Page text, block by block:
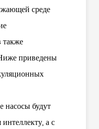
среде
также
приведены
насосы будут
а с